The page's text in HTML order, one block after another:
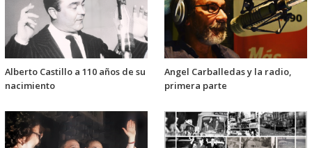
Alberto Castillo a 110 años de su
nacimiento
Angel Carballedas y la radio,
primera parte